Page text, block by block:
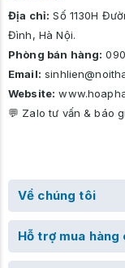
chung cư mini.
Kết hợp linh hoạt với
décor phòng.
Lưu Ý Khi Đặt
Màu sắc thực tế có
chụp.
Xem mẫu vật liệu
Giao hàng & lắp đặt
Tư vấn 24/7 : Hotline
0965 245 630
Địa chỉ: Số 1130H
Đình, Hà Nội.
Phòng bán hàng:
Email:
Website:
💬 Zalo tư vấn & báo
Về chúng tôi
Hỗ trợ mua hàng